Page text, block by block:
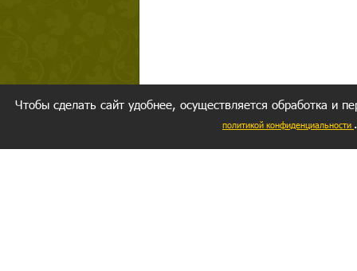
Чтобы сделать сайт удобнее, осуществляется обработка и
политикой конфиденциальности